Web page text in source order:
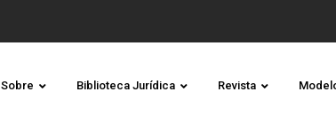
Sobre Biblioteca Jurídica Revista